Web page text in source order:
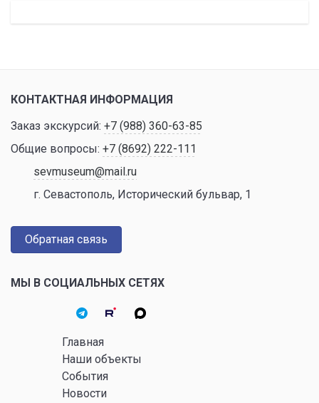
КОНТАКТНАЯ ИНФОРМАЦИЯ
Заказ экскурсий: +7 (988) 360-63-85
Общие вопросы: +7 (8692) 222-111
sevmuseum@mail.ru
г. Севастополь, Исторический бульвар, 1
Обратная связь
МЫ В СОЦИАЛЬНЫХ СЕТЯХ
Главная
Наши объекты
События
Новости